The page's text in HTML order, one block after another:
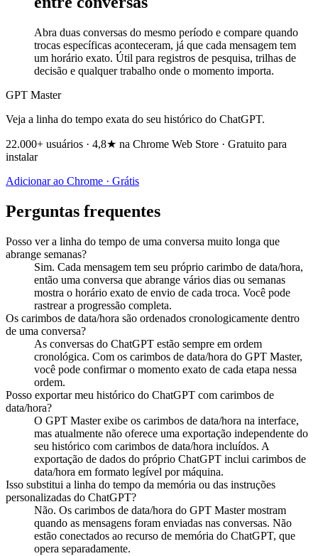
Abra duas conversas do mesmo período e compare quando
trocas específicas aconteceram, já que cada mensagem tem
um horário exato. Útil para registros de pesquisa, trilhas de
decisão e qualquer trabalho onde o momento importa.
GPT Master
Veja a linha do tempo exata do seu histórico do ChatGPT.
22.000+ usuários · 4,8★ na Chrome Web Store · Gratuito para
instalar
Adicionar ao Chrome · Grátis
Perguntas frequentes
Posso ver a linha do tempo de uma conversa muito longa que
abrange semanas?
Sim. Cada mensagem tem seu próprio carimbo de data/hora,
então uma conversa que abrange vários dias ou semanas
mostra o horário exato de envio de cada troca. Você pode
rastrear a progressão completa.
Os carimbos de data/hora são ordenados cronologicamente dentro
de uma conversa?
As conversas do ChatGPT estão sempre em ordem
cronológica. Com os carimbos de data/hora do GPT Master,
você pode confirmar o momento exato de cada etapa nessa
ordem.
Posso exportar meu histórico do ChatGPT com carimbos de
data/hora?
O GPT Master exibe os carimbos de data/hora na interface,
mas atualmente não oferece uma exportação independente do
seu histórico com carimbos de data/hora incluídos. A
exportação de dados do próprio ChatGPT inclui carimbos de
data/hora em formato legível por máquina.
Isso substitui a linha do tempo da memória ou das instruções
personalizadas do ChatGPT?
Não. Os carimbos de data/hora do GPT Master mostram
quando as mensagens foram enviadas nas conversas. Não
estão conectados ao recurso de memória do ChatGPT, que
opera separadamente.